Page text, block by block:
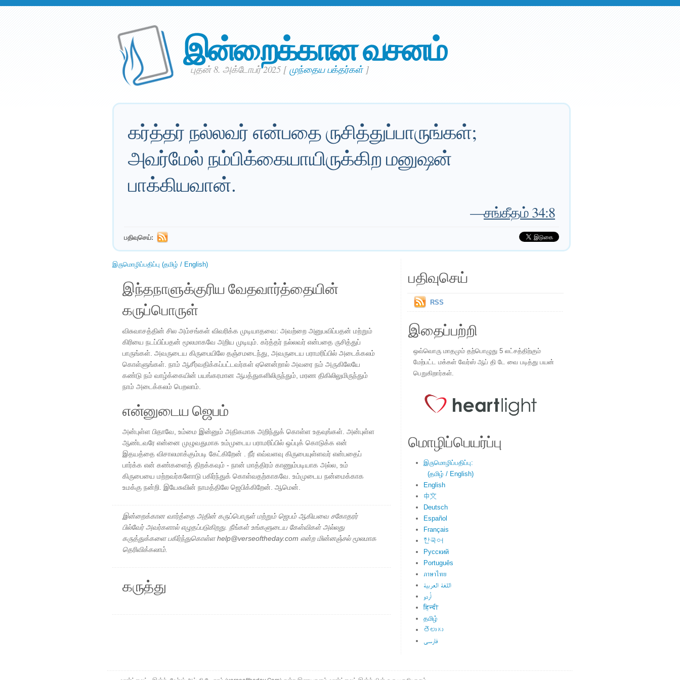
இன்றைக்கான வசனம்
புதன் 8. அக்டோபர் 2025 [முந்தைய பக்தர்கள்]
கர்த்தர் நல்லவர் என்பதை ருசித்துப்பாருங்கள்;
அவர்மேல் நம்பிக்கையாயிருக்கிற மனுஷன்
பாக்கியவான்.
—சங்கீதம் 34:8
பதிவுசெய்:
இருமொழிப்பதிப்பு (தமிழ் / English)
இந்தநாளுக்குரிய வேதவார்த்தையின்
கருப்பொருள்
விசுவாசத்தின் சில அம்சங்கள் விவரிக்க முடியாதவை: அவற்றை அனுபவிப்பதன் மற்றும்
கிரியை நடப்பிப்பதன் மூலமாகவே அறிய முடியும். கர்த்தர் நல்லவர் என்பதை ருசித்துப்
பாருங்கள். அவருடைய கிருபையிலே தஞ்சமடைந்து, அவருடைய பராமரிப்பில் அடைக்கலம்
கொள்ளுங்கள். நாம் ஆசீர்வதிக்கப்பட்டவர்கள் ஏனென்றால் அவரை நம் அருகிலேயே
கண்டு நம் வாழ்க்கையின் பயங்கரமான ஆபத்துகளிலிருந்தும், மரண திகிலிலுமிருந்தும்
நாம் அடைக்கலம் பெறலாம்.
என்னுடைய ஜெபம்
அன்புள்ள பிதாவே, உம்மை இன்னும் அதிகமாக அறிந்துக் கொள்ள உதவுங்கள். அன்புள்ள
ஆண்டவரே என்னை முழுவதுமாக உம்முடைய பராமரிப்பில் ஒப்புக் கொடுக்க என்
இதயத்தை விசாலமாக்கும்படி கேட்கிறேன் . நீர் எவ்வளவு கிருபையுள்ளவர் என்பதைப்
பார்க்க என் கண்களைத் திறக்கவும் - நான் மாத்திரம் காணும்படியாக அல்ல, உம்
கிருபையை மற்றவர்களோடு பகிர்ந்துக் கொள்வதற்காகவே. உம்முடைய நன்மைக்காக
உமக்கு நன்றி. இயேசுவின் நாமத்திலே ஜெபிக்கிறேன். ஆமென்.
இன்றைக்கான வார்த்தை அதின் கருப்பொருள் மற்றும் ஜெபம் ஆகியவை சகோதரர்
பில்வேர் அவர்களால் எழுதப்படுகிறது. நீங்கள் உங்களுடைய கேள்விகள் அல்லது
கருத்துக்களை பகிர்ந்துகொள்ள help@verseoftheday.com என்ற மின்னஞ்சல் மூலமாக
தெரிவிக்கலாம்.
கருத்து
பதிவுசெய்
RSS
இதைப்பற்றி
ஒவ்வொரு மாதமும் தற்பொழுது 5 லட்சத்திற்கும்
மேற்பட்ட மக்கள் வேர்ஸ் ஆப் தி டே வை படித்து பயன்
பெறுகிறார்கள்.
மொழிப்பெயர்ப்பு
இருமொழிப்பதிப்பு:
(தமிழ் / English)
English
中文
Deutsch
Español
Français
한국어
Русский
Português
ภาษาไทย
اللغة العربية
اُردو
हिन्दी
தமிழ்
తెలుగు
فارسی